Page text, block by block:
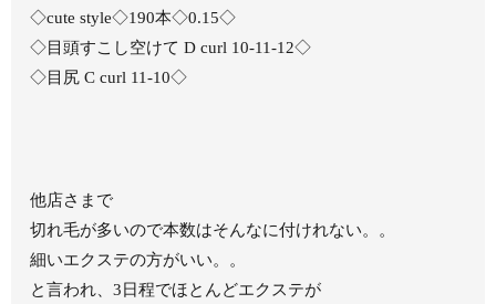
◇cute style◇190本◇0.15◇
◇目頭すこし空けて D curl 10-11-12◇
◇目尻 C curl 11-10◇
他店さまで
切れ毛が多いので本数はそんなに付けれない。。
細いエクステの方がいい。。
と言われ、3日程でほとんどエクステが